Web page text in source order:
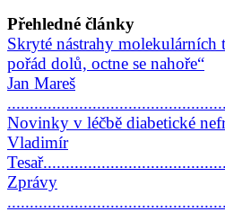
Přehledné články
Skryté nástrahy
pořád dolů, octne se nahoře“
Jan Mareš
Novinky v léčbě diabetické
Vladimír
Zprávy